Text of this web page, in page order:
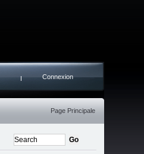
Connexion
Page Principale